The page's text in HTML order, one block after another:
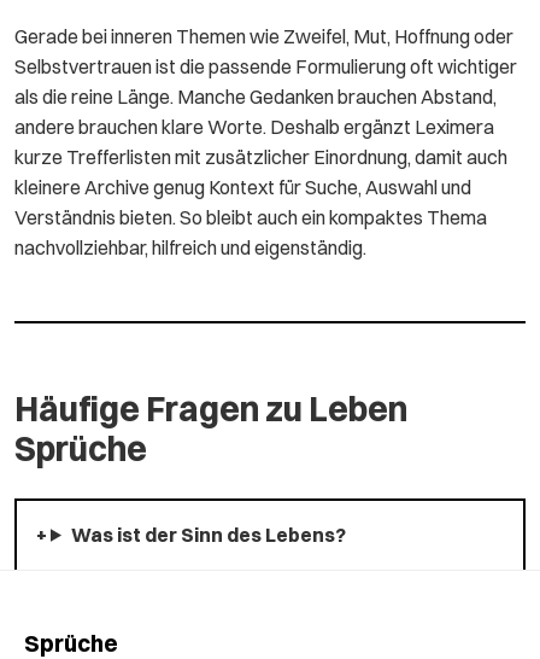
Gerade bei inneren Themen wie Zweifel, Mut, Hoffnung oder
Selbstvertrauen ist die passende Formulierung oft wichtiger
als die reine Länge. Manche Gedanken brauchen Abstand,
andere brauchen klare Worte. Deshalb ergänzt Leximera
kurze Trefferlisten mit zusätzlicher Einordnung, damit auch
kleinere Archive genug Kontext für Suche, Auswahl und
Verständnis bieten. So bleibt auch ein kompaktes Thema
nachvollziehbar, hilfreich und eigenständig.
Häufige Fragen zu Leben
Sprüche
Was ist der Sinn des Lebens?
Sprüche